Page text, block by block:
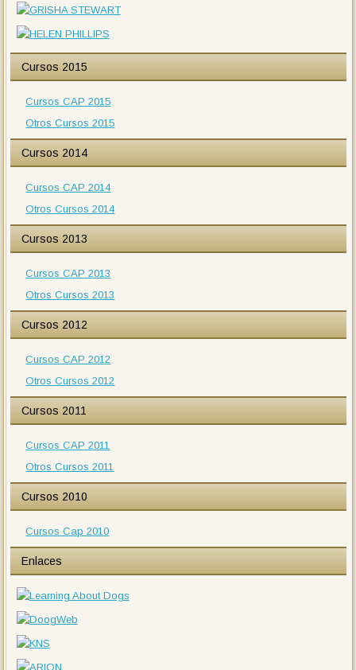
Cursos 2015
Cursos CAP 2015
Otros Cursos 2015
Cursos 2014
Cursos CAP 2014
Otros Cursos 2014
Cursos 2013
Cursos CAP 2013
Otros Cursos 2013
Cursos 2012
Cursos CAP 2012
Otros Cursos 2012
Cursos 2011
Cursos CAP 2011
Otros Cursos 2011
Cursos 2010
Cursos Cap 2010
Enlaces